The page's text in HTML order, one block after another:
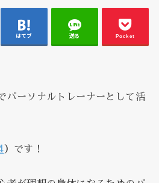
はてブ 送る Pocket
パーソナルトレーナーとして活
）です！